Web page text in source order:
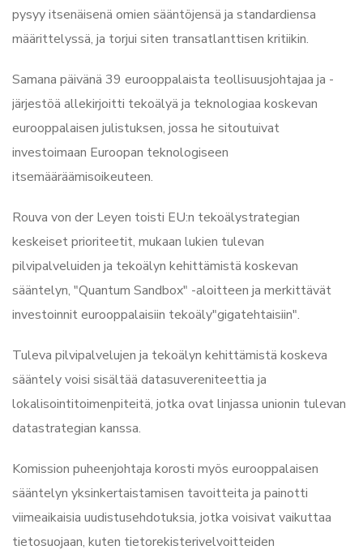
pysyy itsenäisenä omien sääntöjensä ja standardiensa
määrittelyssä, ja torjui siten transatlanttisen kritiikin.
Samana päivänä 39 eurooppalaista teollisuusjohtajaa ja -
järjestöä allekirjoitti tekoälyä ja teknologiaa koskevan
eurooppalaisen julistuksen, jossa he sitoutuivat
investoimaan Euroopan teknologiseen
itsemääräämisoikeuteen.
Rouva von der Leyen toisti EU:n tekoälystrategian
keskeiset prioriteetit, mukaan lukien tulevan
pilvipalveluiden ja tekoälyn kehittämistä koskevan
sääntelyn, "Quantum Sandbox" -aloitteen ja merkittävät
investoinnit eurooppalaisiin tekoäly"gigatehtaisiin".
Tuleva pilvipalvelujen ja tekoälyn kehittämistä koskeva
sääntely voisi sisältää datasuvereniteettia ja
lokalisointitoimenpiteitä, jotka ovat linjassa unionin tulevan
datastrategian kanssa.
Komission puheenjohtaja korosti myös eurooppalaisen
sääntelyn yksinkertaistamisen tavoitteita ja painotti
viimeaikaisia uudistusehdotuksia, jotka voisivat vaikuttaa
tietosuojaan, kuten tietorekisterivelvoitteiden